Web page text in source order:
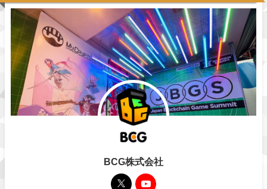
BCG株式会社